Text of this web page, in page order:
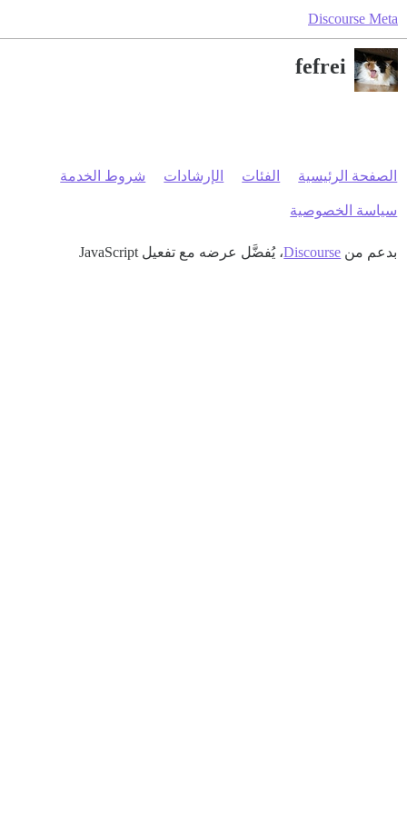
Discourse Meta
fefrei
الصفحة الرئيسية الفئات الإرشادات شروط الخدمة
سياسة الخصوصية
بدعم من Discourse، يُفضَّل عرضه مع تفعيل JavaScript